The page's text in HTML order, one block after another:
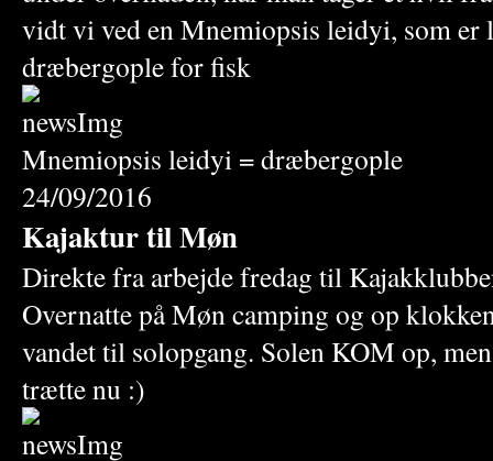
vidt vi ved en Mnemiopsis leidyi, som er
dræbergople for fisk
Mnemiopsis leidyi = dræbergople
24/09/2016
Kajaktur til Møn
Direkte fra arbejde fredag til
Overnatte på Møn camping og op
vandet til solopgang. Solen KOM op,
trætte nu :)